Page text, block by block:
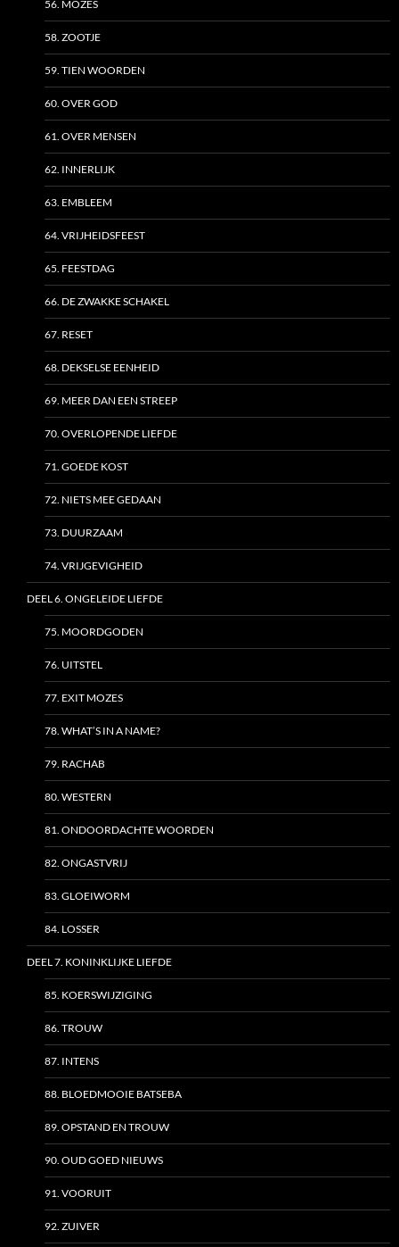
56. MOZES
58. ZOOTJE
59. TIEN WOORDEN
60. OVER GOD
61. OVER MENSEN
62. INNERLIJK
63. EMBLEEM
64. VRIJHEIDSFEEST
65. FEESTDAG
66. DE ZWAKKE SCHAKEL
67. RESET
68. DEKSELSE EENHEID
69. MEER DAN EEN STREEP
70. OVERLOPENDE LIEFDE
71. GOEDE KOST
72. NIETS MEE GEDAAN
73. DUURZAAM
74. VRIJGEVIGHEID
DEEL 6. ONGELEIDE LIEFDE
75. MOORDGODEN
76. UITSTEL
77. EXIT MOZES
78. WHAT’S IN A NAME?
79. RACHAB
80. WESTERN
81. ONDOORDACHTE WOORDEN
82. ONGASTVRIJ
83. GLOEIWORM
84. LOSSER
DEEL 7. KONINKLIJKE LIEFDE
85. KOERSWIJZIGING
86. TROUW
87. INTENS
88. BLOEDMOOIE BATSEBA
89. OPSTAND EN TROUW
90. OUD GOED NIEUWS
91. VOORUIT
92. ZUIVER